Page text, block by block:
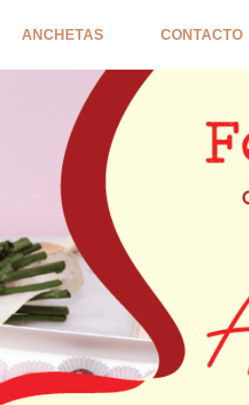
ANCHETAS CONTACTO